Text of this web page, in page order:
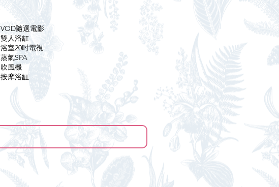
VOD隨選電影
雙人浴缸
浴室20吋電視
蒸氣SPA
吹風機​
​按摩浴缸